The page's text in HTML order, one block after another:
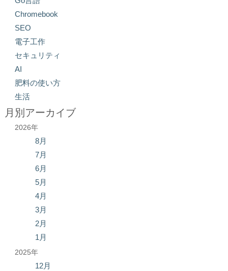
Chromebook
SEO
電子工作
セキュリティ
AI
肥料の使い方
生活
月別アーカイブ
2026年
8月
7月
6月
5月
4月
3月
2月
1月
2025年
12月